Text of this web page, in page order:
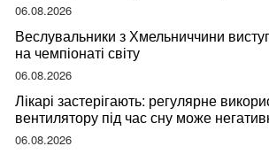
06.08.2026
Веслувальники з Хмельниччини
на чемпіонаті світу
06.08.2026
Лікарі застерігають: регулярне
вентилятору під час сну може
ваше здоров’я
06.08.2026